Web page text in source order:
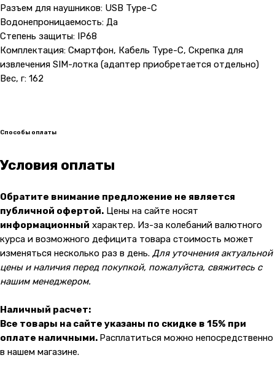
Разъем для наушников: USB Type-C
Водонепроницаемость: Да
Степень защиты: IP68
Комплектация: Смартфон, Кабель Type-C, Скрепка для
извлечения SIM-лотка (адаптер приобретается отдельно)
Вес, г: 162
Способы оплаты
Условия оплаты
Обратите внимание предложение не является
публичной офертой. Цены на сайте носят
информационный характер. Из-за колебаний валютного
курса и возможного дефицита товара стоимость может
изменяться несколько раз в день. Для уточнения актуальной
цены и наличия перед покупкой, пожалуйста, свяжитесь с
нашим менеджером.
Наличный расчет:
Все товары на сайте указаны по скидке в 15% при
оплате наличными. Расплатиться можно непосредственно
в нашем магазине.
Клиентам
Навигация
Каталог товаров
Для бизнеса
О компании
@ 2019-2026 imalik.ru |
Разработка: youx.agency